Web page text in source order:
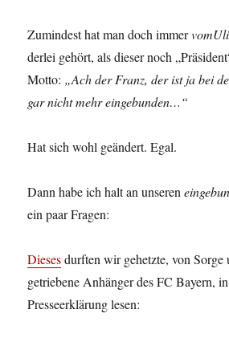
Zumindest hat man doch immervomUli
derlei gehört, als dieser noch
Motto: „Ach der Franz, der ist ja bei
gar nicht mehr eingebunden…“
Hat sich wohl geändert. Egal.
Dann habe ich halt an unseren
ein paar Fragen:
Diesesdurften wir gehetzte, von Sorge
getriebene Anhänger des FC Bayern,
Presseerklärung lesen: